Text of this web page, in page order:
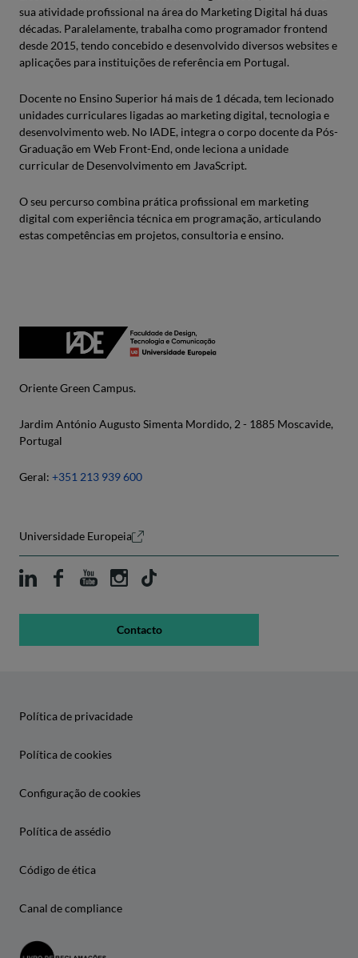
sua atividade profissional na área do Marketing Digital há duas
décadas. Paralelamente, trabalha como programador frontend
desde 2015, tendo concebido e desenvolvido diversos websites e
aplicações para instituições de referência em Portugal.
Docente no Ensino Superior há mais de 1 década, tem lecionado
unidades curriculares ligadas ao marketing digital, tecnologia e
desenvolvimento web. No IADE, integra o corpo docente da Pós-
Graduação em Web Front-End, onde leciona a unidade
curricular de Desenvolvimento em JavaScript.
O seu percurso combina prática profissional em marketing
digital com experiência técnica em programação, articulando
estas competências em projetos, consultoria e ensino.
Oriente Green Campus.
Jardim António Augusto Simenta Mordido, 2 - 1885 Moscavide,
Portugal
Geral: +351 213 939 600
Universidade Europeia
Contacto
Política de privacidade
Política de cookies
Configuração de cookies
Política de assédio
Código de ética
Canal de compliance